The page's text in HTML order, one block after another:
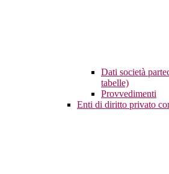
Dati società
tabelle)
Provvedimenti
Enti di diritto privato